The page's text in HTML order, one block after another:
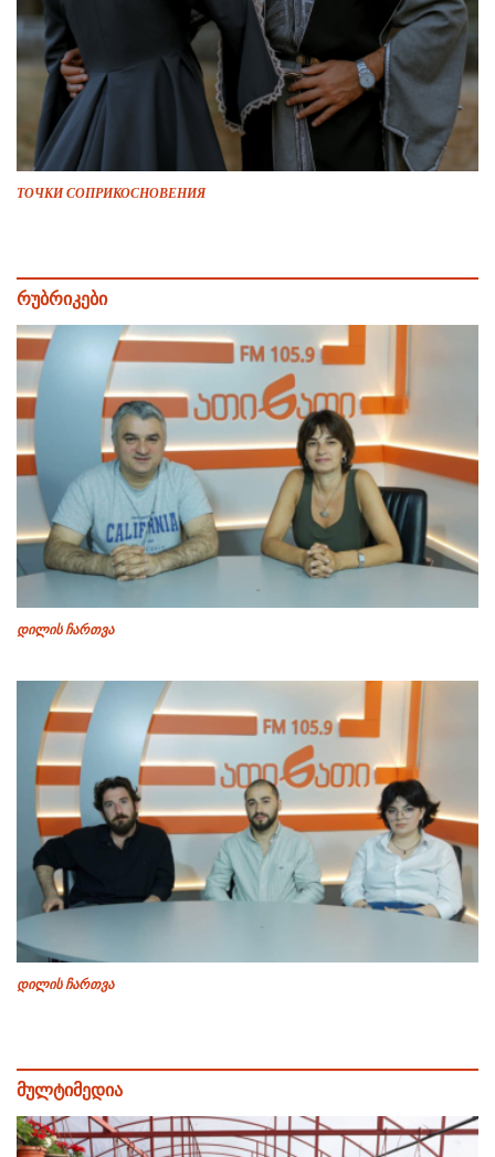
ТОЧКИ СОПРИКОСНОВЕНИЯ
რუბრიკები
დილის ჩართვა
დილის ჩართვა
მულტიმედია